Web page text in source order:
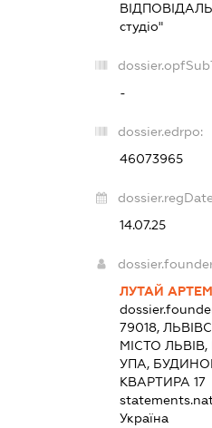
студіо"
-
dossier.edrpo:
46073965
14.07.25
ЛУТАЙ
79018,
МІСТО ЛЬВІВ,
УПА,
КВАРТИРА 17
Україна